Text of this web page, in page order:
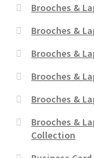
Brooches &
Brooches &
Brooches &
Brooches &
Brooches &
Brooches &
Collection